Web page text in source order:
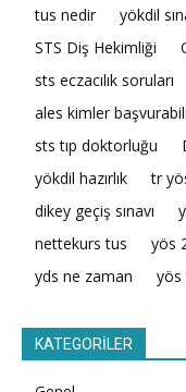
tus nedir
yökdil
STS Diş Hekimliği
sts eczacılık soruları
ales kimler
sts tıp doktorluğu
yökdil hazırlık
tr
dikey geçiş sınavı
nettekurs tus
yös
yds ne zaman
yös
KATEGORİLER